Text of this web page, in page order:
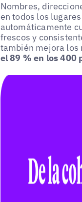
Nombres,
en todos los
automáticamente
frescos y
también mejora los
el 89 % en los 400